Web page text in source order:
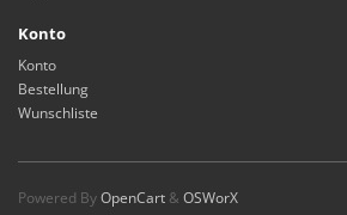
Konto
Konto
Bestellung
Wunschliste
Powered ByOpenCart & OSWorX